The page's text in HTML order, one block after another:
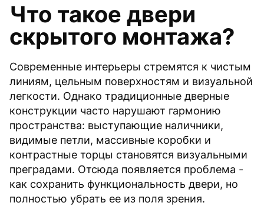
Что такое двери
скрытого монтажа?
Современные интерьеры стремятся к чистым
линиям, цельным поверхностям и визуальной
легкости. Однако традиционные дверные
конструкции часто нарушают гармонию
пространства: выступающие наличники,
видимые петли, массивные коробки и
контрастные торцы становятся визуальными
преградами. Отсюда появляется проблема -
как сохранить функциональность двери, но
полностью убрать ее из поля зрения.